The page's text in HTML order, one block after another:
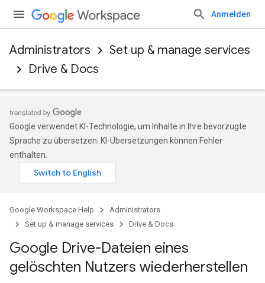
Anmelden
Administrators
Set up & manage services
Drive & Docs
Google verwendet KI-Technologie, um Inhalte in Ihre bevorzugte
Sprache zu übersetzen. KI-Übersetzungen können Fehler
enthalten.
Google Workspace Help
Administrators
Set up & manage services
Drive & Docs
Google Drive-Dateien eines
gelöschten Nutzers wiederherstellen